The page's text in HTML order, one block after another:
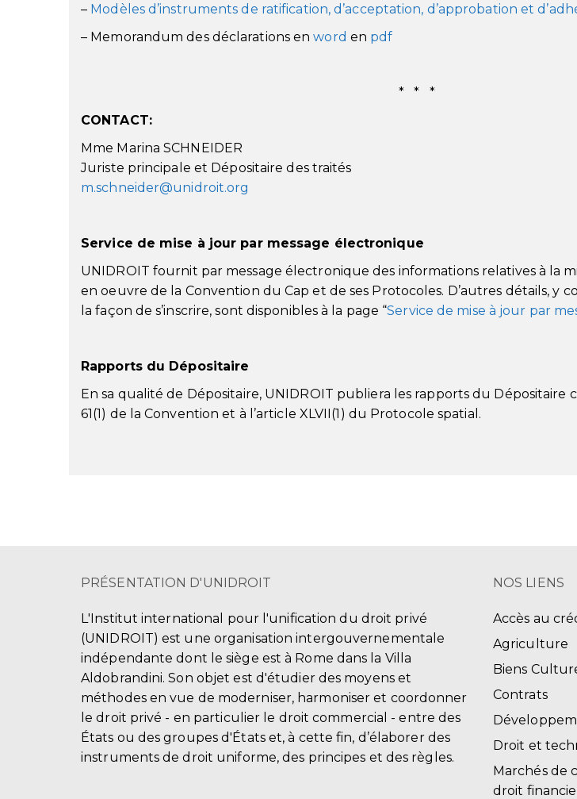
– Modèles d’instruments de ratification, d’acceptation, d’approbation et
– Memorandum des déclarations enword en pdf
* * *
CONTACT:
Mme Marina SCHNEIDER
Juriste principale et Dépositaire des traités
m.schneider@unidroit.org
Service de mise à jour par message électronique
UNIDROIT fournit par message électronique des informations relatives à la
en oeuvre de la Convention du Cap et de ses Protocoles. D’autres détails, y
la façon de s’inscrire, sont disponibles à la page “Service de mise à jour par
Rapports du Dépositaire
En sa qualité de Dépositaire, UNIDROIT publiera les rapports du Dépositaire
61(1) de la Convention et à l’article XLVII(1) du Protocole spatial.
PRÉSENTATION D'UNIDROIT
L'Institut international pour l'unification du droit privé
(UNIDROIT) est une organisation intergouvernementale
indépendante dont le siège est à Rome dans la Villa
Aldobrandini. Son objet est d'étudier des moyens et
méthodes en vue de moderniser, harmoniser et coordonner
le droit privé - en particulier le droit commercial - entre des
États ou des groupes d'États et, à cette fin, d’élaborer des
instruments de droit uniforme, des principes et des règles.
NOS LIENS
Accès au
Agriculture
Biens
Contrats
Droit et
Marchés de
droit